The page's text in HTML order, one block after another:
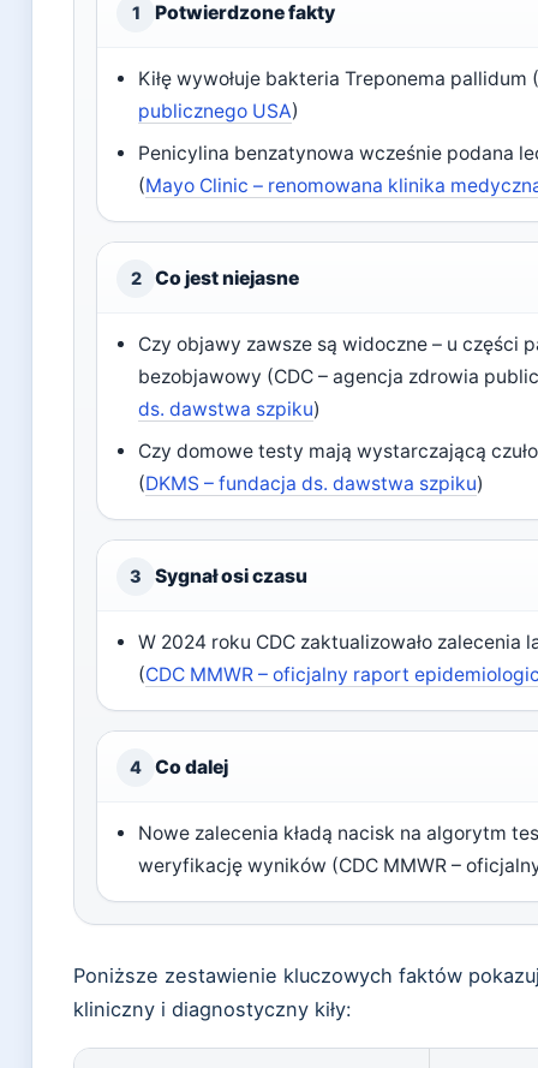
1 Potwierdzone fakty
Kiłę wywołuje bakteria Treponema pallidum
publicznego USA)
Penicylina benzatynowa wcześnie podana
(Mayo Clinic – renomowana klinika
2 Co jest niejasne
Czy objawy zawsze są widoczne – u części
bezobjawowy (CDC – agencja zdrowia
ds. dawstwa szpiku)
Czy domowe testy mają wystarczającą
(DKMS – fundacja ds. dawstwa szpiku)
3 Sygnał osi czasu
W 2024 roku CDC zaktualizowało zalecenia
(CDC MMWR – oficjalny raport
4 Co dalej
Nowe zalecenia kładą nacisk na algorytm
weryfikację wyników (CDC MMWR –
Poniższe zestawienie kluczowych faktów
kliniczny i diagnostyczny kiły: